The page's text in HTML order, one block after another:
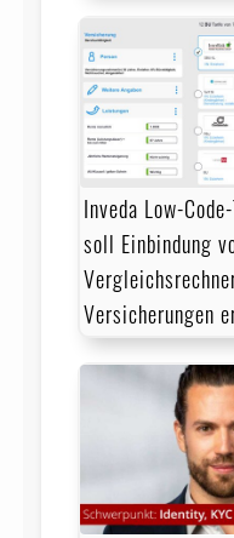
Inveda Low-
soll Einbindung
Versicherungen